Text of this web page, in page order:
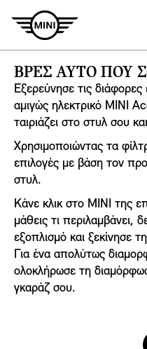
ΒΡΕΣ ΑΥΤΟ ΠΟΥ
Εξερεύνησε τις διάφορες
αμιγώς ηλεκτρικό MINI
ταιριάζει στο στυλ σου
Χρησιμοποιώντας τα
επιλογές με βάση τον
στυλ.
Κάνε κλικ στο MINI της
μάθεις τι περιλαμβάνει,
εξοπλισμό και ξεκίνησε
Για ένα απολύτως
ολοκλήρωσε τη
γκαράζ σου.